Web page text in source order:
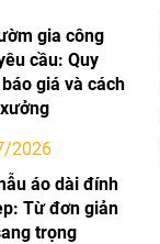
gia công
cầu: Quy
giá và cách
2026
áo dài đính
Từ đơn giản
trọng